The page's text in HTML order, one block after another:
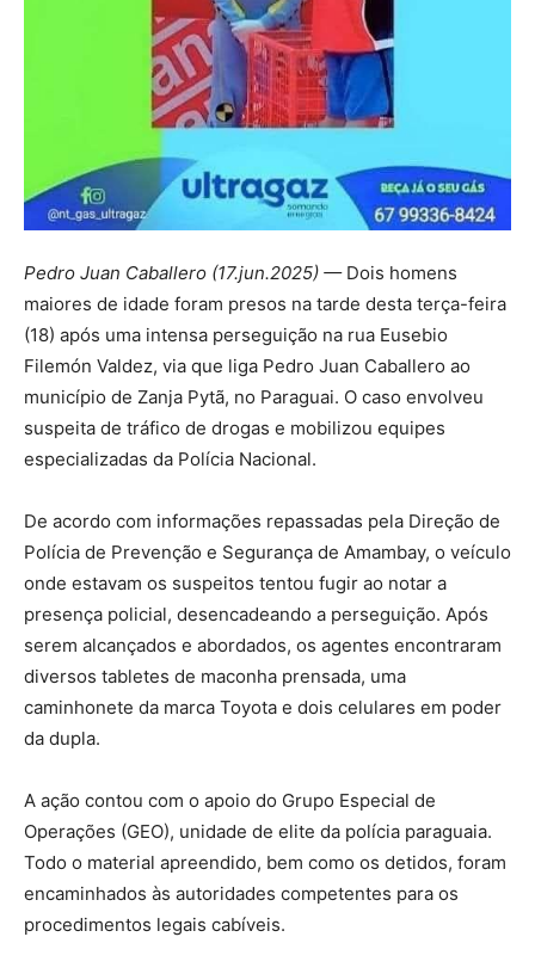
Pedro Juan Caballero (17.jun.2025) —Dois homens
maiores de idade foram presos na tarde desta terça-feira
(18) após uma intensa perseguição na rua Eusebio
Filemón Valdez, via que liga Pedro Juan Caballero ao
município de Zanja Pytã, no Paraguai. O caso envolveu
suspeita de tráfico de drogas e mobilizou equipes
especializadas da Polícia Nacional.
De acordo com informações repassadas pela Direção de
Polícia de Prevenção e Segurança de Amambay, o veículo
onde estavam os suspeitos tentou fugir ao notar a
presença policial, desencadeando a perseguição. Após
serem alcançados e abordados, os agentes encontraram
diversos tabletes de maconha prensada, uma
caminhonete da marca Toyota e dois celulares em poder
da dupla.
A ação contou com o apoio do Grupo Especial de
Operações (GEO), unidade de elite da polícia paraguaia.
Todo o material apreendido, bem como os detidos, foram
encaminhados às autoridades competentes para os
procedimentos legais cabíveis.